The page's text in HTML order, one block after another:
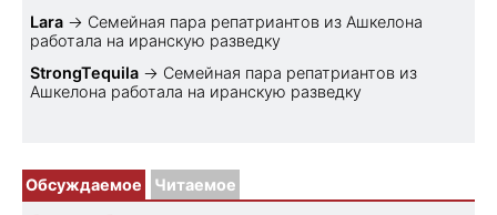
Lara → Семейная пара репатриантов из Ашкелона
работала на иранскую разведку
StrongTequila → Семейная пара репатриантов из
Ашкелона работала на иранскую разведку
Обсуждаемое Читаемое